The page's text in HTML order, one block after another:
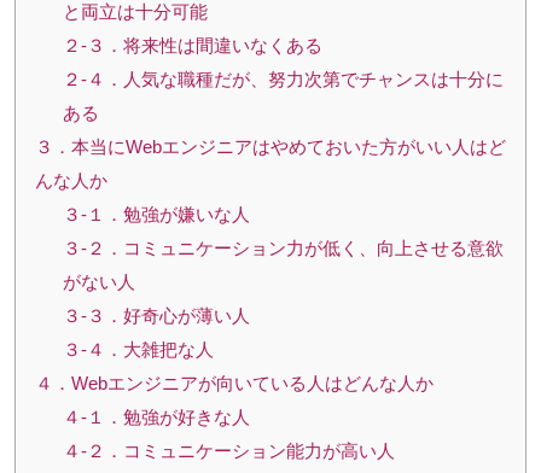
と両立は十分可能
２-３．将来性は間違いなくある
２-４．人気な職種だが、努力次第でチャンスは十分に
ある
３．本当にWebエンジニアはやめておいた方がいい人はど
んな人か
３-１．勉強が嫌いな人
３-２．コミュニケーション力が低く、向上させる意欲
がない人
３-３．好奇心が薄い人
３-４．大雑把な人
４．Webエンジニアが向いている人はどんな人か
４-１．勉強が好きな人
４-２．コミュニケーション能力が高い人